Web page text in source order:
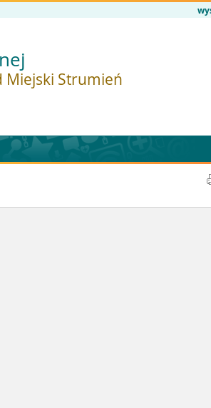
Miejski Strumień